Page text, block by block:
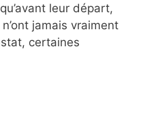
leur départ,
jamais vraiment
certaines